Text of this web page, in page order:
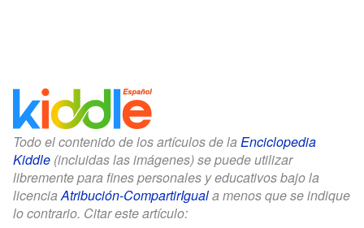
Todo el contenido de los artículos de la Enciclopedia
Kiddle (incluidas las imágenes) se puede utilizar
libremente para fines personales y educativos bajo la
licenciaAtribución-CompartirIguala menos que se indique
lo contrario. Citar este artículo: